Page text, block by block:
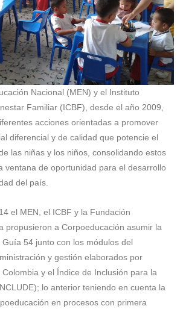
Nacional (MEN) y el Instituto
Familiar (ICBF), desde el año 2009,
acciones orientadas a promover
diferencial y de calidad que potencie el
las niñas y los niños, consolidando estos
ventana de oportunidad para el desarrollo
del país.
el MEN, el ICBF y la Fundación
propusieron a Corpoeducación asumir la
54 junto con los módulos del
y gestión elaborados por
y el Índice de Inclusión para la
lo anterior teniendo en cuenta la
en procesos con primera